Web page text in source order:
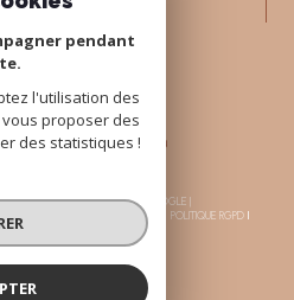
| TRADUCTION POWERED BY GOOGLE |
LÉGALES NOS LIENS
POLITIQUE RGPD
COOKIES
pendant
l'utilisation des
proposer des
des statistiques !